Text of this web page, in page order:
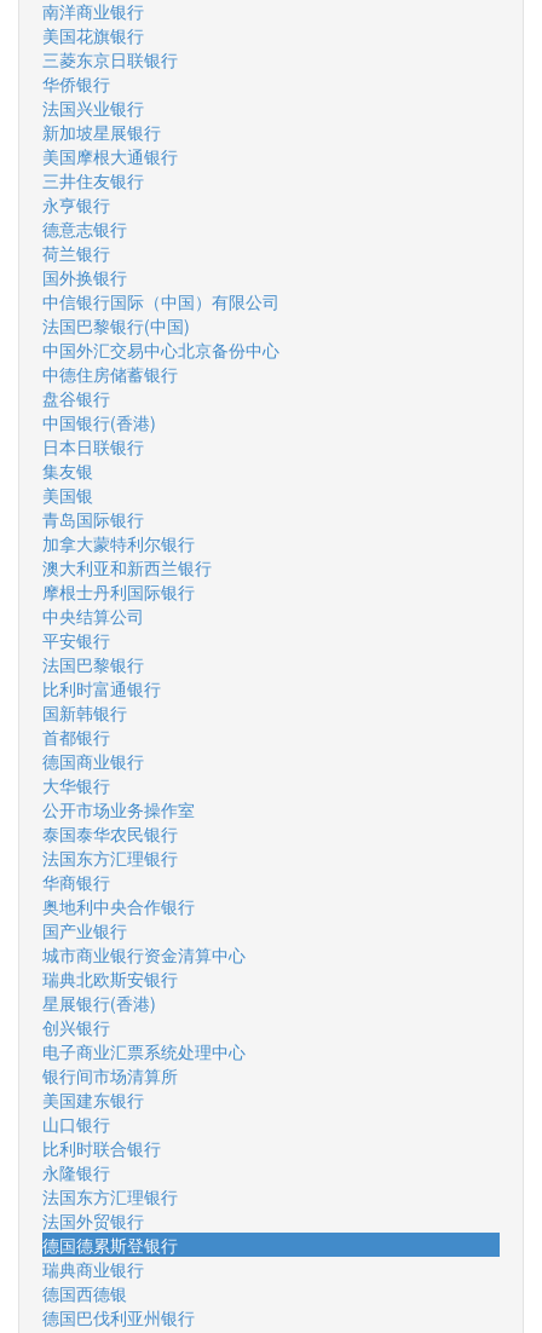
南洋商业银行
美国花旗银行
三菱东京日联银行
华侨银行
法国兴业银行
新加坡星展银行
美国摩根大通银行
三井住友银行
永亨银行
德意志银行
荷兰银行
国外换银行
中信银行国际（中国）有限公司
法国巴黎银行(中国)
中国外汇交易中心北京备份中心
中德住房储蓄银行
盘谷银行
中国银行(香港)
日本日联银行
集友银
美国银
青岛国际银行
加拿大蒙特利尔银行
澳大利亚和新西兰银行
摩根士丹利国际银行
中央结算公司
平安银行
法国巴黎银行
比利时富通银行
国新韩银行
首都银行
德国商业银行
大华银行
公开市场业务操作室
泰国泰华农民银行
法国东方汇理银行
华商银行
奥地利中央合作银行
国产业银行
城市商业银行资金清算中心
瑞典北欧斯安银行
星展银行(香港)
创兴银行
电子商业汇票系统处理中心
银行间市场清算所
美国建东银行
山口银行
比利时联合银行
永隆银行
法国东方汇理银行
法国外贸银行
德国德累斯登银行
瑞典商业银行
德国西德银
德国巴伐利亚州银行